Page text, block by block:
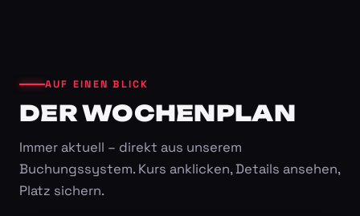
AUF EINEN BLICK
DER WOCHENPLAN
Immer aktuell – direkt aus unserem
Buchungssystem. Kurs anklicken, Details ansehen,
Platz sichern.